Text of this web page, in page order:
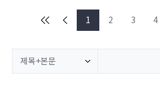
1 2 3 4
제목+본문